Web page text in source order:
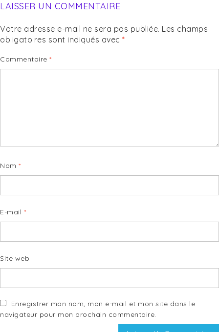
LAISSER UN COMMENTAIRE
Votre adresse e-mail ne sera pas publiée. Les champs
obligatoires sont indiqués avec *
Commentaire *
Nom *
E-mail *
Site web
Enregistrer mon nom, mon e-mail et mon site dans le
navigateur pour mon prochain commentaire.